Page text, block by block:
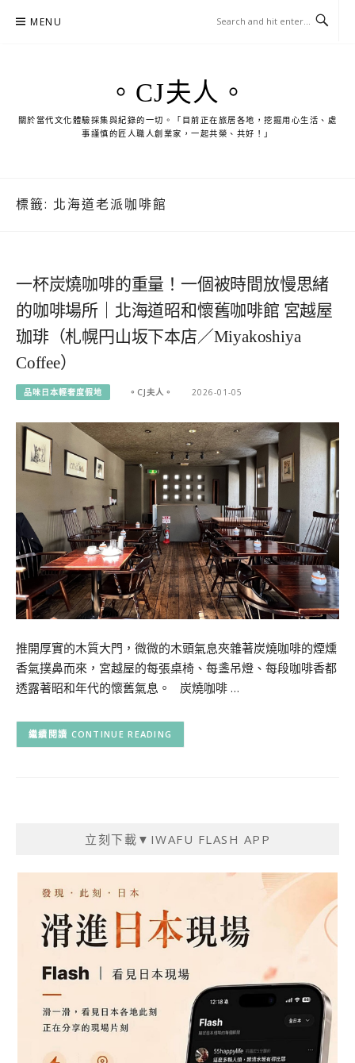
MENU
。CJ夫人。
關於當代文化體驗採集與紀錄的一切。「目前正在旅居各地，挖掘用心生活、處
事謹慎的匠人職人創業家，一起共榮、共好！」
標籤: 北海道老派咖啡館
一杯炭燒咖啡的重量！一個被時間放慢思緒
的咖啡場所｜北海道昭和懷舊咖啡館 宮越屋
珈琲（札幌円山坂下本店／Miyakoshiya
Coffee）
品味日本輕奢度假地 。CJ夫人。 2026-01-05
推開厚實的木質大門，微微的木頭氣息夾雜著炭燒咖啡的煙燻
香氣撲鼻而來，宮越屋的每張桌椅、每盞吊燈、每段咖啡香都
透露著昭和年代的懷舊氣息。 炭燒咖啡 …
CONTINUE READING
立刻下載▼IWAFU FLASH APP